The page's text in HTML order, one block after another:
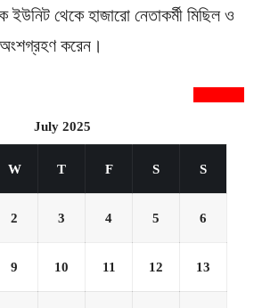
ইউনিট থেকে হাজারো নেতাকর্মী মিছিল ও
করেন।
July 2025
W T F S S
2 3 4 5 6
9 10 11 12 13